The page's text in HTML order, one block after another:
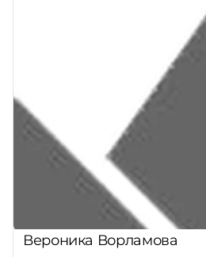
Вероника Ворламова